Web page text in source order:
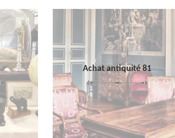
Achat antiquité 81